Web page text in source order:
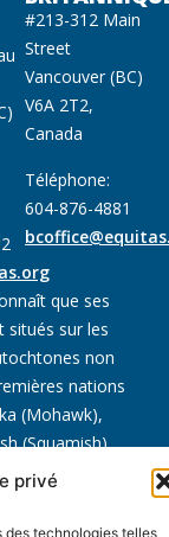
privé
des technologies telles
#213-312 Main
Street
Vancouver (BC)
V6A 2T2,
Canada
Téléphone:
604-876-4881
que ses
situés sur les
non
nations
(Mohawk),
(Squamish),
Waututh) et